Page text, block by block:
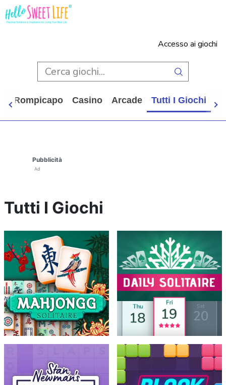
Accesso ai giochi
Rompicapo Casino Arcade Tutti I Giochi
Pubblicità
Ad
Tutti I Giochi